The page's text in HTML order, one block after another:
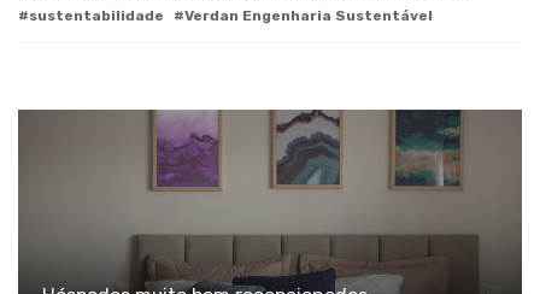
sustentabilidade
Verdan Engenharia Sustentável